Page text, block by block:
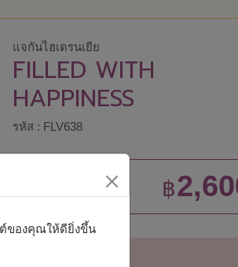
แจกันไฮเดรนเยีย
FILLED WITH
HAPPINESS
รหัส : FLV638
ราคาตามพื้นที่จัดส่ง
เริ่มต้นที่ ฿
ต์ของคุณให้ดียิ่งขึ้น